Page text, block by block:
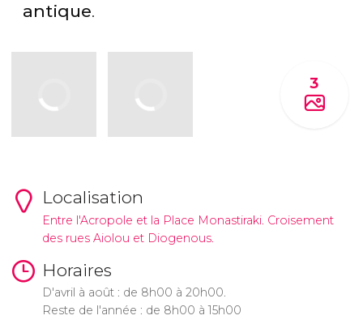
antique.
3
Localisation
Entre l'Acropole et la Place Monastiraki. Croisement
des rues Aiolou et Diogenous.
Horaires
D'avril à août : de 8h00 à 20h00.
Reste de l'année : de 8h00 à 15h00